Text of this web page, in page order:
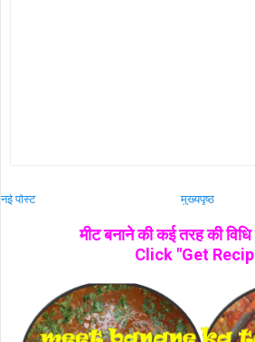
नई पोस्ट मुख्यपृष्ठ
मीट बनाने की कई तरह की
Click "Get